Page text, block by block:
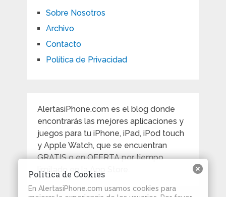
Sobre Nosotros
Archivo
Contacto
Política de Privacidad
AlertasiPhone.com es el blog donde
encontrarás las mejores aplicaciones y
juegos para tu iPhone, iPad, iPod touch
y Apple Watch, que se encuentran
GRATIS o en OFERTA por tiempo
limitado en la App Store.
Política de Cookies
En AlertasiPhone.com usamos cookies para